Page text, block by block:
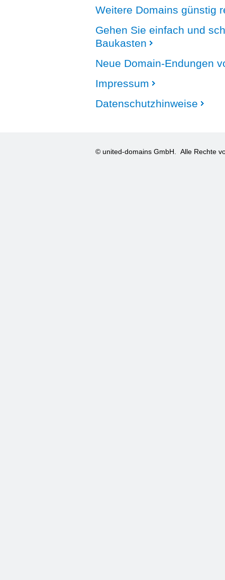
Weitere Domains günstig
Gehen Sie einfach und
Baukasten
Neue Domain-Endungen
Impressum
Datenschutzhinweise
© united-domains GmbH. Alle Rechte